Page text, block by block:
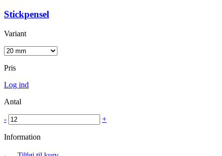
Stickpensel
Variant
Pris
Log ind
Antal
- +
Information